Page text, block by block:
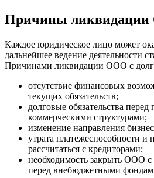
Причины
Каждое юридическое лицо может
дальнейшее ведение деятельности
Причинами ликвидации ООО с
отсутствие финансовых
текущих обязательств;
долговые обязательства
коммерческими структурами;
изменение направления
утрата платежеспособности и
рассчитаться с кредиторами;
необходимость закрыть ООО
перед внебюджетными